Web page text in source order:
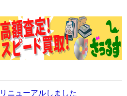
ニューアルしました